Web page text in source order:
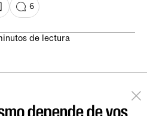
6
de lectura
depende de vos